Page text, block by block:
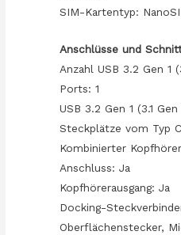
SIM-Kartentyp:
Anschlüsse und
Anzahl USB 3.2 Gen 1
Ports: 1
USB 3.2 Gen 1 (3.1
Steckplätze vom Typ
Kombinierter
Anschluss: Ja
Kopfhörerausgang: Ja
Docking-
Oberflächenstecker,